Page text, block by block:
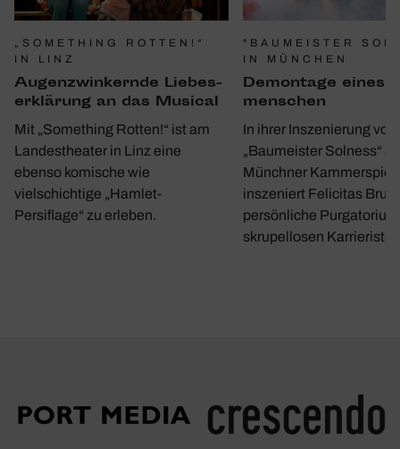
„SOMETHING ROTTEN!“
IN LINZ
Augen­zwin­kernde Liebes­
er­klä­rung an das Musical
Mit „Something Rotten!“ ist am
Landestheater in Linz eine
ebenso komische wie
vielschichtige „Hamlet-
Persiflage“ zu erleben.
"BAUMEISTER
IN MÜNCHEN
Demon­tage eines
men­schen
In ihrer Inszenierung von
„Baumeister Solness“
Münchner
inszeniert Felicitas
persönliche
skrupellosen